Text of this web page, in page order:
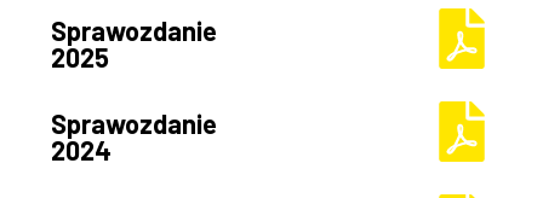
Sprawozdanie
2025
Sprawozdanie
2024